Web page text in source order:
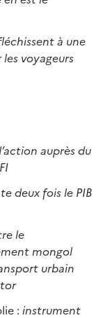
échissentà une
voyageurs
’action auprès du
deux fois le PIB
le
mongol
urbain
: instrument